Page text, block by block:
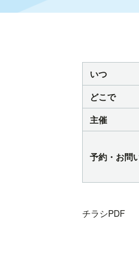
いつ
どこで
主催
予約・お問
チラシ